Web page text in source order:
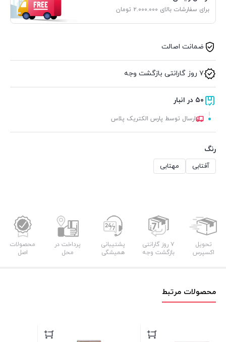
برای سفارشات بالای ۲.۰۰۰.۰۰۰ تومان
ضمانت اصالت
۷ روز گارانتی بازگشت وجه
۵۰ در انبار
ارسال توسط پارس الکتریک پلاس
رنگ
آفتابی مهتابی
تحویل
اکسپرس
۷ روز گارانتی
بازگشت وجه
پشتیبانی
همیشگی
پرداخت در
محل
محصولات
اصل
محصولات مرتبط